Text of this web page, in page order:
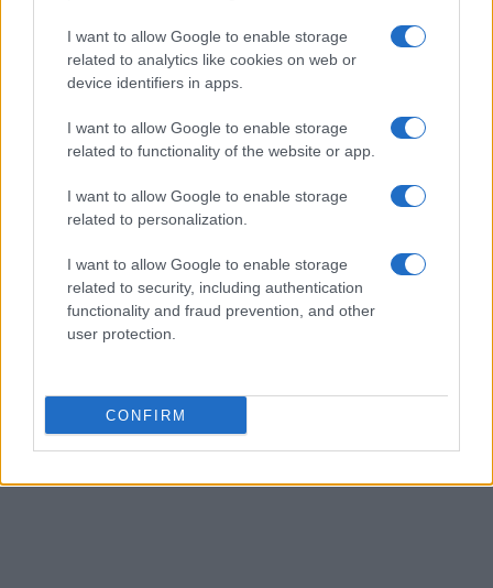
I want to allow Google to enable storage
related to analytics like cookies on web or
device identifiers in apps.
I want to allow Google to enable storage
related to functionality of the website or app.
I want to allow Google to enable storage
related to personalization.
I want to allow Google to enable storage
related to security, including authentication
functionality and fraud prevention, and other
user protection.
CONFIRM
tempo.
Ilaria Galli
Ilaria Galli ha firmato il desk che ha svelato un
atti al Municipio, sostenendo la linea editoriale
di rigore documentale. Editor di redazione, ha
Porto Vecchio.